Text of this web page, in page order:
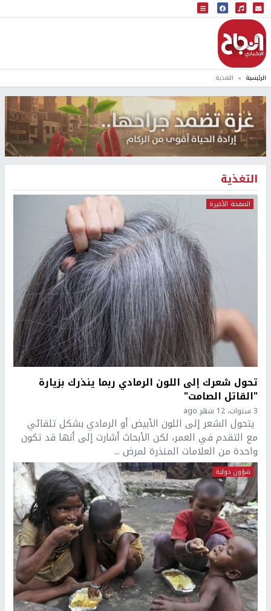
البث المباشر
إذاعة النجاح
الرئيسية التغذية
التغذية
الصفحة الأخيرة
تحول شعرك إلى اللون الرمادي ربما ينذرك بزيارة
"القاتل الصامت"
3 سنوات، 12 شهر ago
يتحول الشعر إلى اللون الأبيض أو الرمادي بشكل تلقائي
مع التقدم في العمر، لكن الأبحاث أشارت إلى أنها قد تكون
واحدة من العلامات المنذرة لمرض ...
شؤون دولية